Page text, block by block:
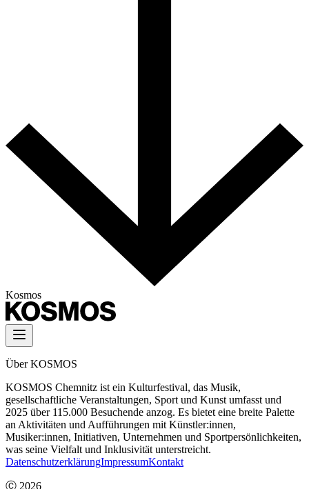
Kosmos
Über KOSMOS
KOSMOS Chemnitz ist ein Kulturfestival, das Musik,
gesellschaftliche Veranstaltungen, Sport und Kunst umfasst und
2025 über 115.000 Besuchende anzog. Es bietet eine breite Palette
an Aktivitäten und Aufführungen mit Künstler:innen,
Musiker:innen, Initiativen, Unternehmen und Sportpersönlichkeiten,
was seine Vielfalt und Inklusivität unterstreicht.
DatenschutzerklärungImpressumKontakt
Ⓒ 2026